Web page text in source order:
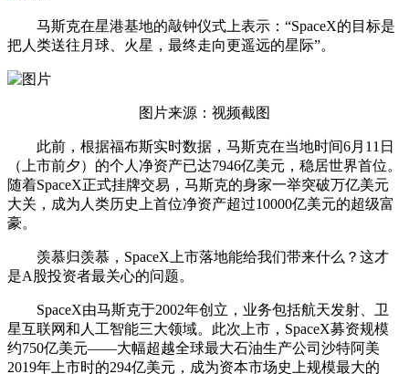
马斯克在星港基地的敲钟仪式上表示：“SpaceX的目标是
把人类送往月球、火星，最终走向更遥远的星际”。
图片来源：视频截图
此前，根据福布斯实时数据，马斯克在当地时间6月11日
（上市前夕）的个人净资产已达7946亿美元，稳居世界首位。
随着SpaceX正式挂牌交易，马斯克的身家一举突破万亿美元
大关，成为人类历史上首位净资产超过10000亿美元的超级富
豪。
羡慕归羡慕，SpaceX上市落地能给我们带来什么？这才
是A股投资者最关心的问题。
SpaceX由马斯克于2002年创立，业务包括航天发射、 卫
星互联网和 人工智能三大领域。此次上市，SpaceX募资规模
约750亿美元——大幅超越全球最大石油生产公司沙特阿美
2019年上市时的294亿美元，成为资本市场史上规模最大的